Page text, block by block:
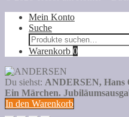
Mein Konto
Suche
Suche
nach:
Warenkorb 0
Du siehst: ANDERSEN, Hans
Ein Märchen.
In den Warenkorb